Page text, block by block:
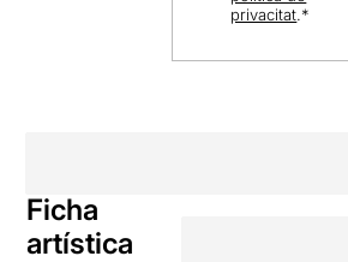
privacitat.*
Ficha
artística